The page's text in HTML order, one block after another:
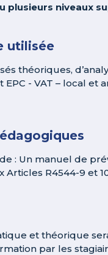
plusieurs niveaux
utilisée
théoriques,
EPC - VAT – local
: Un manuel de
R4544-9 et
et théorique
par les